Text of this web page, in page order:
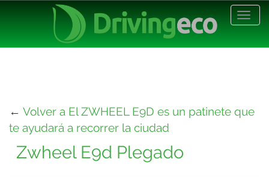
← Volver a El ZWHEEL E9D es un patinete que
te ayudará a recorrer la ciudad
Zwheel E9d Plegado